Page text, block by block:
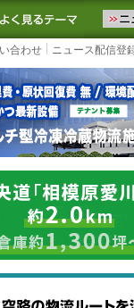
スをお届けしま
気に入りに追加 よく
合わせ ニュース配信登